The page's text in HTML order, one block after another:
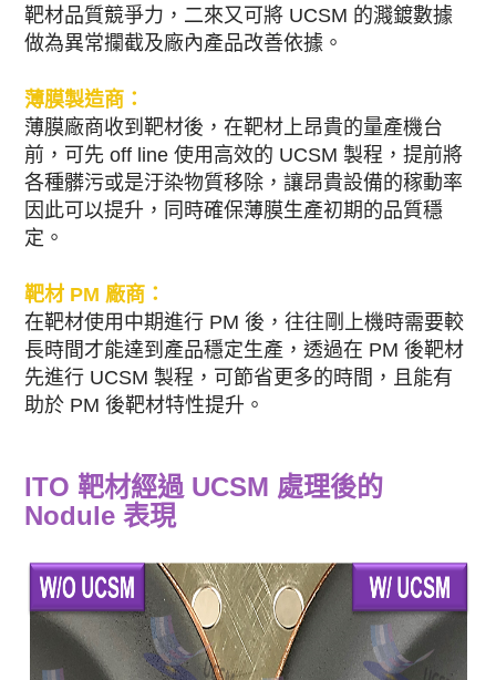
靶材品質競爭力，二來又可將 UCSM 的濺鍍數據
做為異常攔截及廠內產品改善依據。
薄膜製造商：
薄膜廠商收到靶材後，在靶材上昂貴的量產機台
前，可先 off line 使用高效的 UCSM 製程，提前將
各種髒污或是汙染物質移除，讓昂貴設備的稼動率
因此可以提升，同時確保薄膜生產初期的品質穩
定。
靶材 PM 廠商：
在靶材使用中期進行 PM 後，往往剛上機時需要較
長時間才能達到產品穩定生產，透過在 PM 後靶材
先進行 UCSM 製程，可節省更多的時間，且能有
助於 PM 後靶材特性提升。
ITO 靶材經過 UCSM 處理後的
Nodule 表現